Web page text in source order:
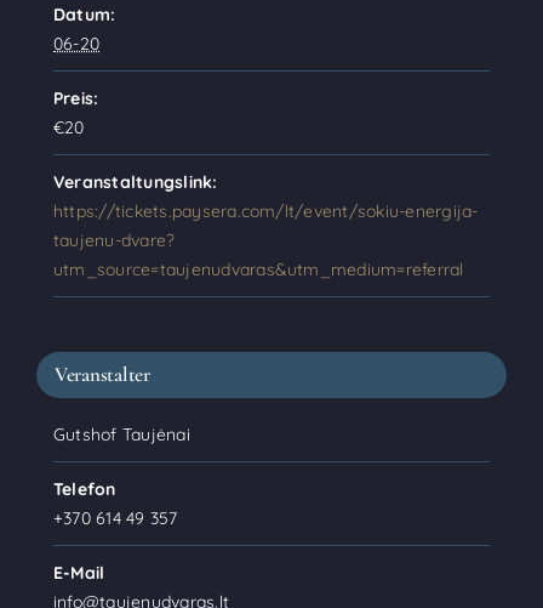
Datum:
06-20
Preis:
€20
Veranstaltungslink:
https://tickets.paysera.com/lt/event/sokiu-energija-
taujenu-dvare?
utm_source=taujenudvaras&utm_medium=referral
Veranstalter
Gutshof Taujėnai
Telefon
+370 614 49 357
E-Mail
info@taujenudvaras.lt